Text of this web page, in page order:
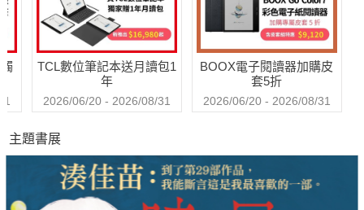
TCL數位筆記本送月讀包1
年
2026/06/20 - 2026/08/31
BOOX電子閱讀器加購皮
套5折
2026/06/20 - 2026/08/31
主題書展